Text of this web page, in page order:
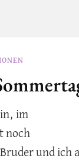
im
noch
und ich